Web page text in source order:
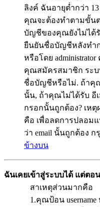
ลิงค์ ฉันอายุต่ำกว่า
คุณจะต้องทำตามขั้น
บัญชีของคุณยังไม่ได้
ยืนยันชื่อบัญชีหลังทำ
หรือโดย
คุณสมัครสมาชิก ระบ
ชื่อบัญชีหรือไม่. ถ้าคุ
นั้น, ถ้าคุณไม่ได้รับ อี
กรอกนั้นถูกต้อง? เห
คือ เพื่อลดการปลอม
ว่า email นั้นถูกต้อง ก
ข้างบน
ฉันเคยเข้าสู่ระบบได้ แต่ตอ
สาเหตุส่วนมากคือ
1.คุณป้อน